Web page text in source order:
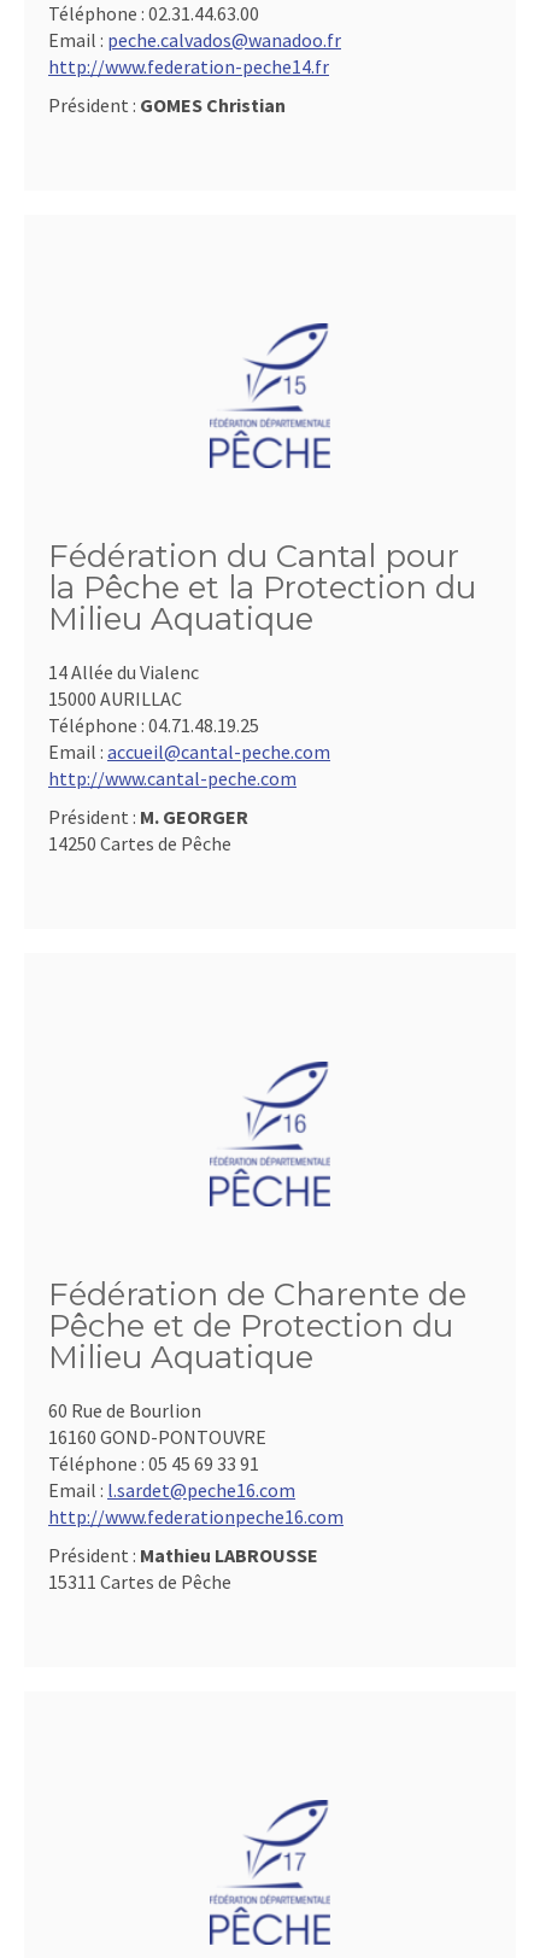
Téléphone : 02.31.44.63.00
Email : peche.calvados@wanadoo.fr
http://www.federation-peche14.fr
Président : GOMES Christian
Fédération du Cantal pour
la Pêche et la Protection du
Milieu Aquatique
14 Allée du Vialenc
15000 AURILLAC
Téléphone : 04.71.48.19.25
Email : accueil@cantal-peche.com
http://www.cantal-peche.com
Président : M. GEORGER
14250 Cartes de Pêche
Fédération de Charente de
Pêche et de Protection du
Milieu Aquatique
60 Rue de Bourlion
16160 GOND-PONTOUVRE
Téléphone : 05 45 69 33 91
Email : l.sardet@peche16.com
http://www.federationpeche16.com
Président : Mathieu LABROUSSE
15311 Cartes de Pêche